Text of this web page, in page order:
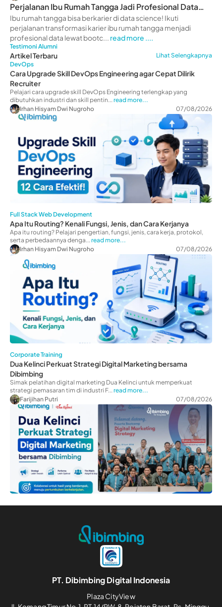
Perjalanan Ibu Rumah Tangga Jadi Profesional Data
Science
Ibu rumah tangga bisa berkarier di data science! Ikuti
perjalanan transformasi karier ibu rumah tangga menjadi
profesional data lewat bootc... read more ....
Testimoni Alumni
Artikel Terbaru
Lihat Selengkapnya
DevOps
Cara Upgrade Skill DevOps Engineering agar Cepat Dilirik
Recruiter
Pelajari cara upgrade skill DevOps Engineering terlengkap yang
dibutuhkan industri dan skill pentin... read more...
Irhan Hisyam Dwi Nugroho
07/08/2026
Full Stack Web Development
Apa Itu Routing? Kenali Fungsi, Jenis, dan Cara Kerjanya
Apa itu routing? Pelajari pengertian, fungsi, jenis, cara kerja, protokol,
serta perbedaannya denga... read more...
Irhan Hisyam Dwi Nugroho
07/08/2026
Corporate Training
Dua Kelinci Perkuat Strategi Digital Marketing bersama
Dibimbing
Simak pelatihan digital marketing Dua Kelinci untuk memperkuat
strategi pemasaran tim di industri F... read more...
Farijihan Putri
07/08/2026
PT. Dibimbing Digital Indonesia
Plaza CityView